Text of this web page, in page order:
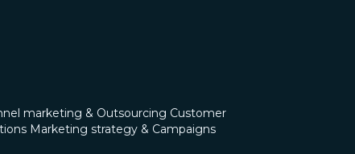
marketing & Outsourcing Customer
Marketing strategy & Campaigns